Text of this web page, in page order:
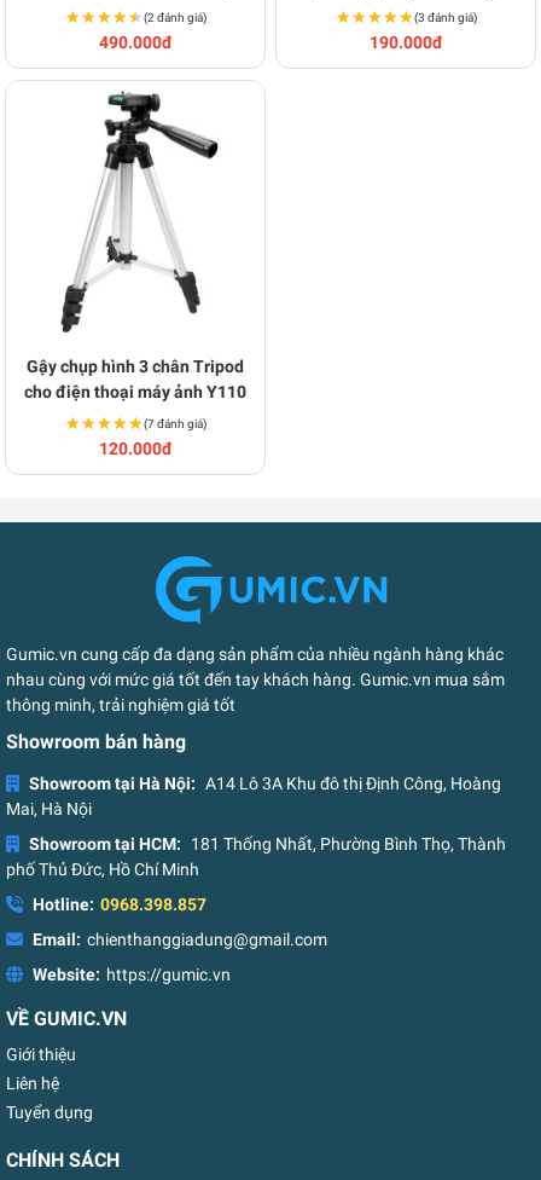
chụp ảnh BA1226
★★★★★
★★★★★(2 đánh giá)
490.000đ
du lịch BA1225
★★★★★
★★★★★(3 đánh giá)
190.000đ
Gậy chụp hình 3 chân Tripod
cho điện thoại máy ảnh Y110
★★★★★
★★★★★(7 đánh giá)
120.000đ
Gumic.vn cung cấp đa dạng sản phẩm của nhiều ngành hàng khác
nhau cùng với mức giá tốt đến tay khách hàng. Gumic.vn mua sắm
thông minh, trải nghiệm giá tốt
Showroom bán hàng
Showroom tại Hà Nội: A14 Lô 3A Khu đô thị Định Công, Hoàng
Mai, Hà Nội
Showroom tại HCM:
181 Thống Nhất, Phường Bình Thọ, Thành
phố Thủ Đức, Hồ Chí Minh
Hotline: 0968.398.857
Email: chienthanggiadung@gmail.com
Website: https://gumic.vn
VỀ GUMIC.VN
Giới thiệu
Liên hệ
Tuyển dụng
CHÍNH SÁCH